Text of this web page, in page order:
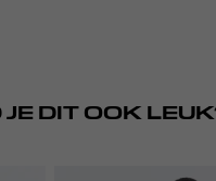
DIT OOK